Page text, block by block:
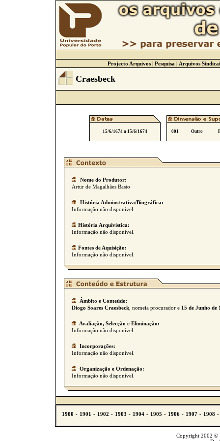
Projecto Arquivos| Pesquisa | Arquivos
Craesbeck
15/6/1674 a 15/6/1674 001 Outro
Nome do Produtor:
Artur de Magalhães Basto
História Adminstrativa/Biográfica:
Informação não disponível.
História Arquívistica:
Informação não disponível.
Fontes de Aquisição:
Informação não disponível.
Âmbito e Conteúdo:
Diogo Soares Craesbeck , nomeia procurador e 15 de Junho de
Avaliação, Selecção e Eliminação:
Informação não disponível.
Incorporações:
Informação não disponível.
Organização e Ordenação:
Informação não disponível.
Copyright 2002 ©